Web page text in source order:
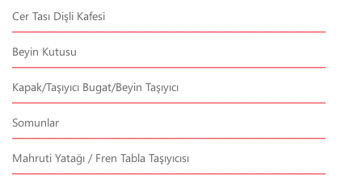
Cer Tası Dişli Kafesi
Beyin Kutusu
Kapak/Taşıyıcı Bugat/Beyin Taşıyıcı
Somunlar
Mahruti Yatağı / Fren Tabla Taşıyıcısı